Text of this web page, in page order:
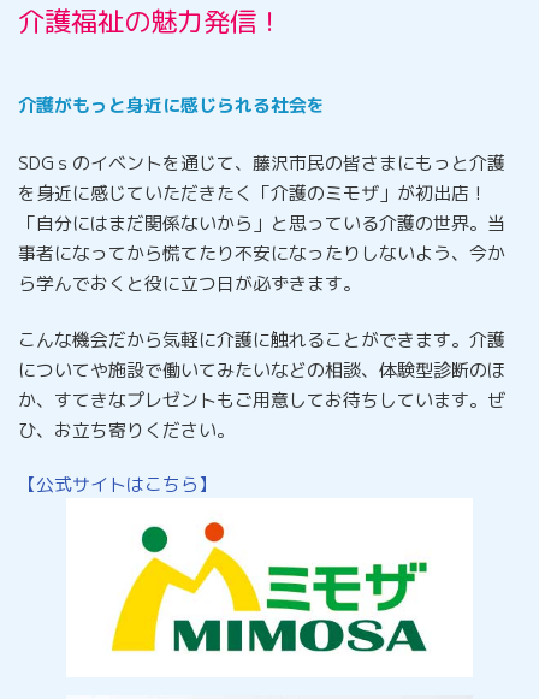
介護福祉の魅力発信！
介護がもっと身近に感じられる社会を
SDGｓのイベントを通じて、藤沢市民の皆さまにもっと介護
を身近に感じていただきたく「介護のミモザ」が初出店！
「自分にはまだ関係ないから」と思っている介護の世界。当
事者になってから慌てたり不安になったりしないよう、今か
ら学んでおくと役に立つ日が必ずきます。
こんな機会だから気軽に介護に触れることができます。介護
についてや施設で働いてみたいなどの相談、体験型診断のほ
か、すてきなプレゼントもご用意してお待ちしています。ぜ
ひ、お立ち寄りください。
【公式サイトはこちら】